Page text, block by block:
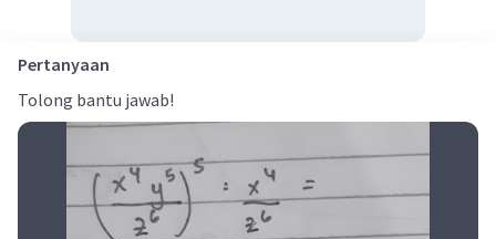
Pertanyaan
Tolong bantu jawab!